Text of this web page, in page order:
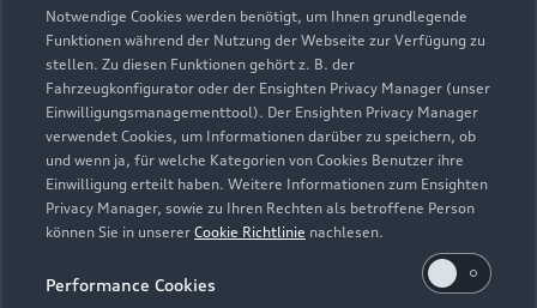
Notwendige Cookies werden benötigt, um Ihnen grundlegende
Funktionen während der Nutzung der Webseite zur Verfügung zu
stellen. Zu diesen Funktionen gehört z. B. der
Fahrzeugkonfigurator oder der Ensighten Privacy Manager (unser
Einwilligungsmanagementtool). Der Ensighten Privacy Manager
verwendet Cookies, um Informationen darüber zu speichern, ob
und wenn ja, für welche Kategorien von Cookies Benutzer ihre
Einwilligung erteilt haben. Weitere Informationen zum Ensighten
Privacy Manager, sowie zu Ihren Rechten als betroffene Person
können Sie in unserer Cookie Richtlinie nachlesen.
Performance Cookies
Zurück nach oben
Modelle